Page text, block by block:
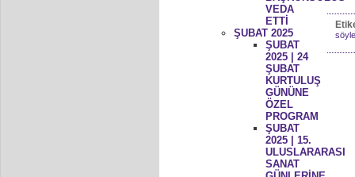
VEDA
ETTİ
ŞUBAT 2025
ŞUBAT
2025 | 24
ŞUBAT
KURTULUŞ
GÜNÜNE
ÖZEL
PROGRAM
ŞUBAT
2025 | 15.
ULUSLARARASI
SANAT